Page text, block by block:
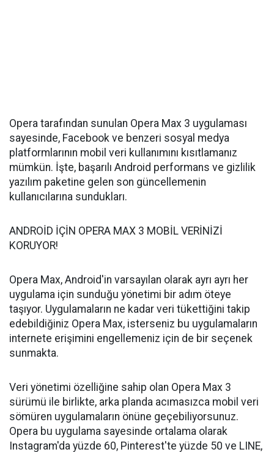
Opera tarafından sunulan Opera Max 3 uygulaması
sayesinde, Facebook ve benzeri sosyal medya
platformlarının mobil veri kullanımını kısıtlamanız
mümkün. İşte, başarılı Android performans ve gizlilik
yazılım paketine gelen son güncellemenin
kullanıcılarına sundukları.
ANDROİD İÇİN OPERA MAX 3 MOBİL VERİNİZİ
KORUYOR!
Opera Max, Android'in varsayılan olarak ayrı ayrı her
uygulama için sunduğu yönetimi bir adım öteye
taşıyor. Uygulamaların ne kadar veri tükettiğini takip
edebildiğiniz Opera Max, isterseniz bu uygulamaların
internete erişimini engellemeniz için de bir seçenek
sunmakta.
Veri yönetimi özelliğine sahip olan Opera Max 3
sürümü ile birlikte, arka planda acımasızca mobil veri
sömüren uygulamaların önüne geçebiliyorsunuz.
Opera bu uygulama sayesinde ortalama olarak
Instagram'da yüzde 60, Pinterest'te yüzde 50 ve LINE,